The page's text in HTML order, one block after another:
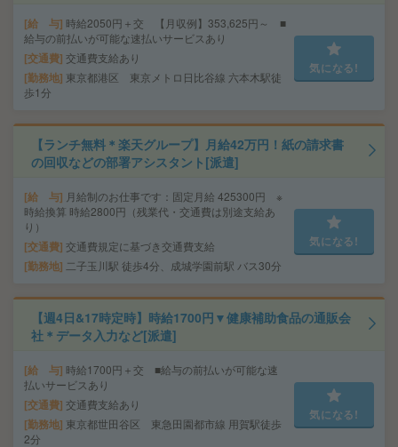
給 与 時給2050円＋交 【月収例】353,625円～ ■
給与の前払いが可能な速払いサービスあり
交通費 交通費支給あり
勤務地 東京都港区 東京メトロ日比谷線 六本木駅徒
歩1分
気になる!
【ランチ無料＊楽天グループ】月給42万円！紙の請求書
の回収などの部署アシスタント[派遣]
給 与 月給制のお仕事です：固定月給 425300円 ※
時給換算 時給2800円（残業代・交通費は別途支給あ
り）
交通費 交通費規定に基づき交通費支給
勤務地 二子玉川駅 徒歩4分、成城学園前駅 バス30分
気になる!
【週4日&17時定時】時給1700円▼健康補助食品の通販会
社＊データ入力など[派遣]
給 与 時給1700円＋交 ■給与の前払いが可能な速
払いサービスあり
交通費 交通費支給あり
勤務地 東京都世田谷区 東急田園都市線 用賀駅徒歩
2分
気になる!